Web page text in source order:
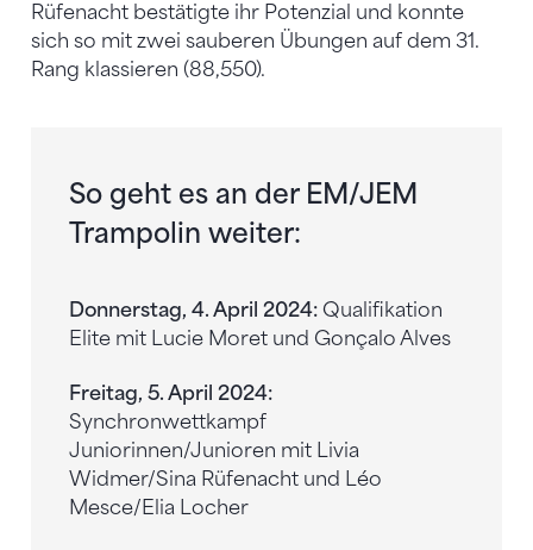
Rüfenacht bestätigte ihr Potenzial und konnte
sich so mit zwei sauberen Übungen auf dem 31.
Rang klassieren (88,550).
So geht es an der EM/JEM
Trampolin weiter:
Donnerstag, 4. April 2024: Qualifikation
Elite mit Lucie Moret und Gonçalo Alves
Freitag, 5. April 2024:
Synchronwettkampf
Juniorinnen/Junioren mit Livia
Widmer/Sina Rüfenacht und Léo
Mesce/Elia Locher